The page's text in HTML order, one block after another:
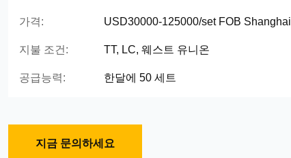
가격: USD30000-125000/set FOB Shanghai
지불 조건: TT, LC, 웨스트 유니온
공급능력: 한달에 50 세트
지금 문의하세요